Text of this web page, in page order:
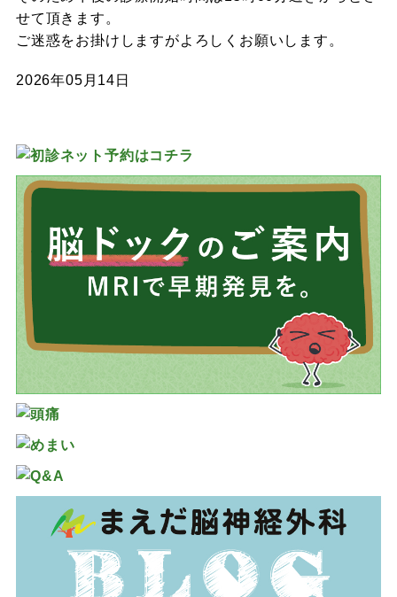
せて頂きます。
ご迷惑をお掛けしますがよろしくお願いします。
2026年05月14日